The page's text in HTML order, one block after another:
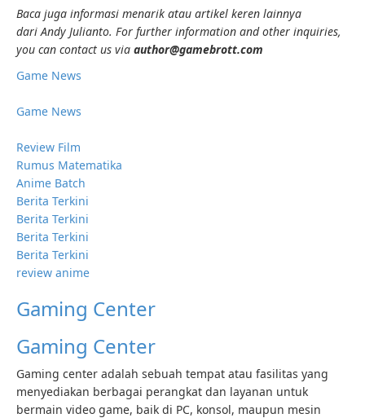
Baca juga informasi menarik atau artikel keren lainnya
dari Andy Julianto. For further information and other inquiries,
you can contact us via author@gamebrott.com
Game News
Game News
Review Film
Rumus Matematika
Anime Batch
Berita Terkini
Berita Terkini
Berita Terkini
Berita Terkini
review anime
Gaming Center
Gaming Center
Gaming center adalah sebuah tempat atau fasilitas yang
menyediakan berbagai perangkat dan layanan untuk
bermain video game, baik di PC, konsol, maupun mesin